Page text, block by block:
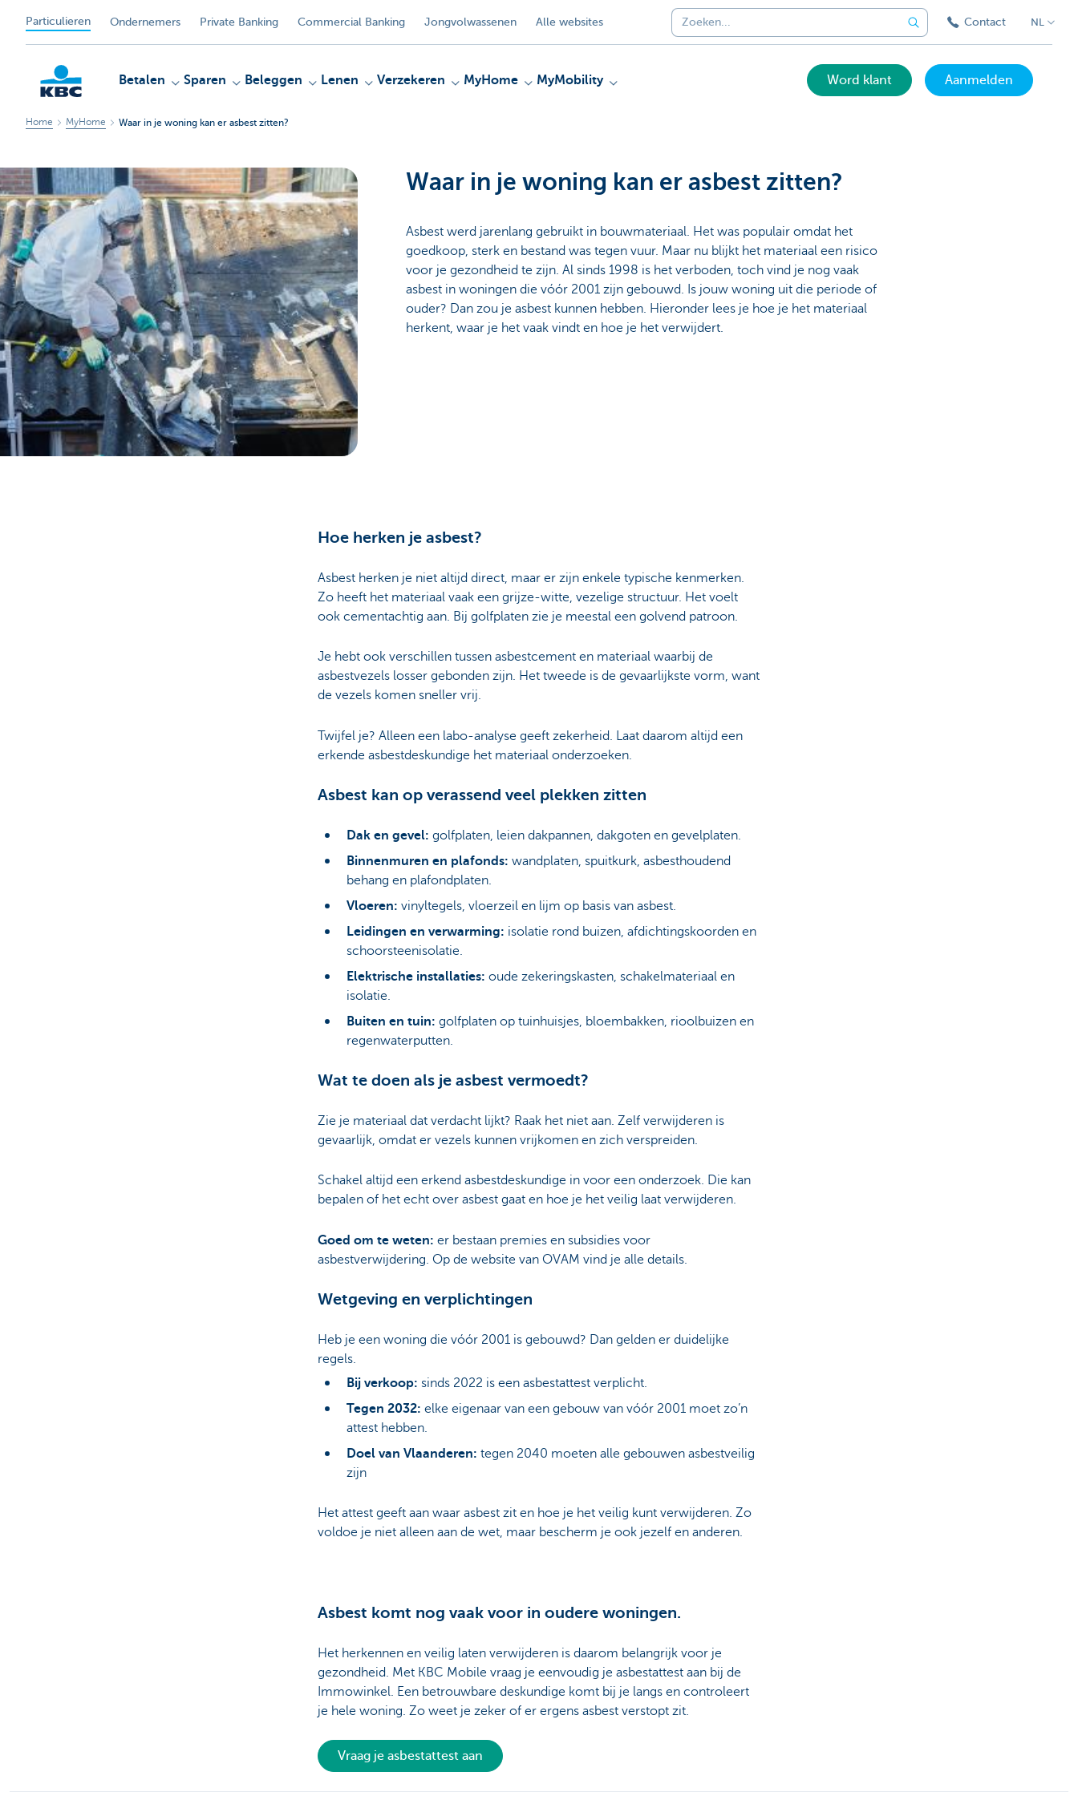
Particulieren Ondernemers Private Banking Commercial Banking Jongvolwassenen Alle websites Contact NL
KBC
Particulieren
Betalen Sparen Beleggen Lenen Verzekeren MyHome MyMobility Word klant Aanmelden
Home MyHome Waar in je woning kan er asbest zitten?
Waar in je woning kan er asbest zitten?
Asbest werd jarenlang gebruikt in bouwmateriaal. Het was populair omdat het
goedkoop, sterk en bestand was tegen vuur. Maar nu blijkt het materiaal een risico
voor je gezondheid te zijn. Al sinds 1998 is het verboden, toch vind je nog vaak
asbest in woningen die vóór 2001 zijn gebouwd. Is jouw woning uit die periode of
ouder? Dan zou je asbest kunnen hebben. Hieronder lees je hoe je het materiaal
herkent, waar je het vaak vindt en hoe je het verwijdert.
Hoe herken je asbest?
Asbest herken je niet altijd direct, maar er zijn enkele typische kenmerken.
Zo heeft het materiaal vaak een grijze-witte, vezelige structuur. Het voelt
ook cementachtig aan. Bij golfplaten zie je meestal een golvend patroon.
Je hebt ook verschillen tussen asbestcement en materiaal waarbij de
asbestvezels losser gebonden zijn. Het tweede is de gevaarlijkste vorm, want
de vezels komen sneller vrij.
Twijfel je? Alleen een labo-analyse geeft zekerheid. Laat daarom altijd een
erkende asbestdeskundige het materiaal onderzoeken.
Asbest kan op verassend veel plekken zitten
Dak en gevel: golfplaten, leien dakpannen, dakgoten en gevelplaten.
Binnenmuren en plafonds: wandplaten, spuitkurk, asbesthoudend
behang en plafondplaten.
Vloeren: vinyltegels, vloerzeil en lijm op basis van asbest.
Leidingen en verwarming: isolatie rond buizen, afdichtingskoorden en
schoorsteenisolatie.
Elektrische installaties: oude zekeringskasten, schakelmateriaal en
isolatie.
Buiten en tuin: golfplaten op tuinhuisjes, bloembakken, rioolbuizen en
regenwaterputten.
Wat te doen als je asbest vermoedt?
Zie je materiaal dat verdacht lijkt? Raak het niet aan. Zelf verwijderen is
gevaarlijk, omdat er vezels kunnen vrijkomen en zich verspreiden.
Schakel altijd een erkend asbestdeskundige in voor een onderzoek. Die kan
bepalen of het echt over asbest gaat en hoe je het veilig laat verwijderen.
Goed om te weten: er bestaan premies en subsidies voor
asbestverwijdering. Op de website van OVAM vind je alle details.
Wetgeving en verplichtingen
Heb je een woning die vóór 2001 is gebouwd? Dan gelden er duidelijke
regels.
Bij verkoop: sinds 2022 is een asbestattest verplicht.
Tegen 2032: elke eigenaar van een gebouw van vóór 2001 moet zo’n
attest hebben.
Doel van Vlaanderen: tegen 2040 moeten alle gebouwen asbestveilig
zijn
Het attest geeft aan waar asbest zit en hoe je het veilig kunt verwijderen. Zo
voldoe je niet alleen aan de wet, maar bescherm je ook jezelf en anderen.
Asbest komt nog vaak voor in oudere woningen.
Het herkennen en veilig laten verwijderen is daarom belangrijk voor je
gezondheid. Met KBC Mobile vraag je eenvoudig je asbestattest aan bij de
Immowinkel. Een betrouwbare deskundige komt bij je langs en controleert
je hele woning. Zo weet je zeker of er ergens asbest verstopt zit.
Vraag je asbestattest aan